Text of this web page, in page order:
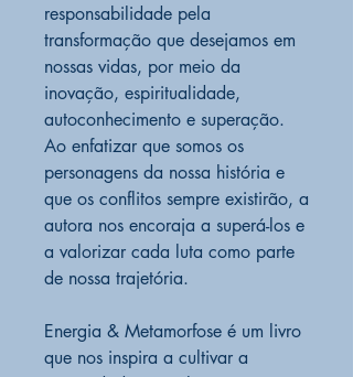
responsabilidade pela
transformação que desejamos em
nossas vidas, por meio da
inovação, espiritualidade,
autoconhecimento e superação.
Ao enfatizar que somos os
personagens da nossa história e
que os conflitos sempre existirão, a
autora nos encoraja a superá-los e
a valorizar cada luta como parte
de nossa trajetória.
Energia & Metamorfose é um livro
que nos inspira a cultivar a